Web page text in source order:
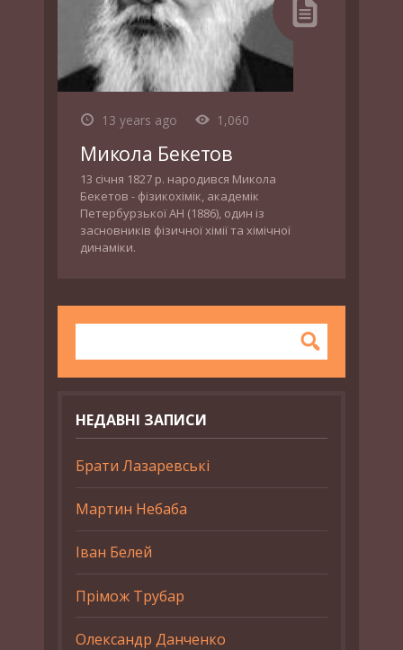
13 years ago 1,060
Микола Бекетов
13 січня 1827 р. народився Микола
Бекетов - фізикохімік, академік
Петербурзької АН (1886), один із
засновників фізичної хімії та хімічної
динаміки.
НЕДАВНІ ЗАПИСИ
Брати Лазаревські
Мартин Небаба
Іван Белей
Прімож Трубар
Олександр Данченко